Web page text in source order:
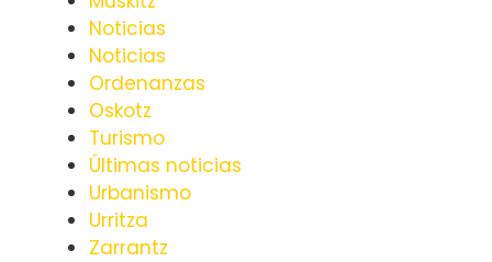
Noticias
Noticias
Ordenanzas
Oskotz
Turismo
Últimas noticias
Urbanismo
Urritza
Zarrantz